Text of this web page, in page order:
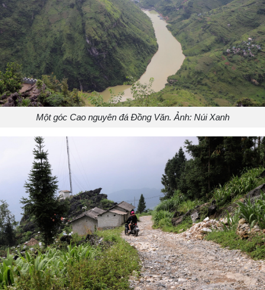
Một góc Cao nguyên đá Đồng Văn. Ảnh: Núi Xanh